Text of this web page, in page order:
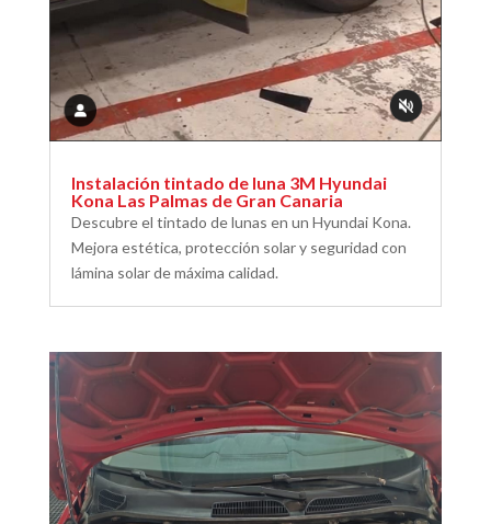
Instalación tintado de luna 3M Hyundai
Kona Las Palmas de Gran Canaria
Descubre el tintado de lunas en un Hyundai Kona.
Mejora estética, protección solar y seguridad con
lámina solar de máxima calidad.